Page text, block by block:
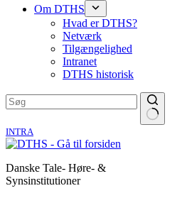
Om DTHS
Hvad er DTHS?
Netværk
Tilgængelighed
Intranet
DTHS historisk
INTRA
Danske Tale- Høre- &
Synsinstitutioner